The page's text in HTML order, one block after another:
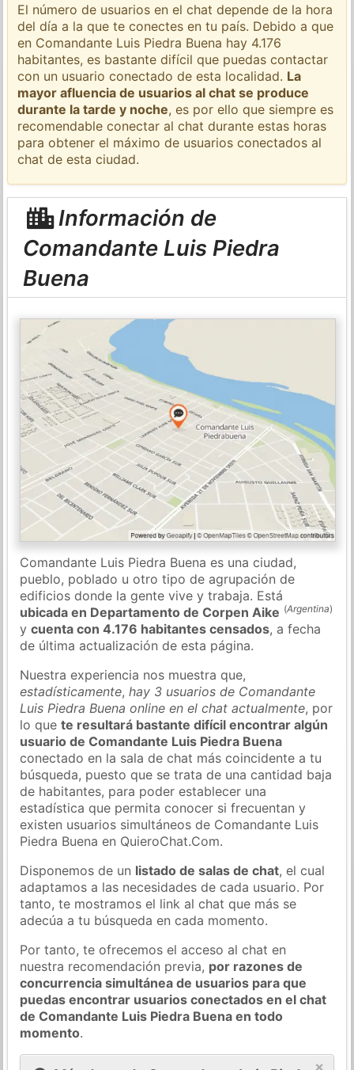
El número de usuarios en el chat depende de la hora
del día a la que te conectes en tu país. Debido a que
en Comandante Luis Piedra Buena hay 4.176
habitantes, es bastante difícil que puedas contactar
con un usuario conectado de esta localidad. La
mayor afluencia de usuarios al chat se produce
durante la tarde y noche, es por ello que siempre es
recomendable conectar al chat durante estas horas
para obtener el máximo de usuarios conectados al
chat de esta ciudad.
Información de
Comandante Luis Piedra
Buena
Comandante Luis Piedra Buena es una ciudad,
pueblo, poblado u otro tipo de agrupación de
edificios donde la gente vive y trabaja. Está
ubicada en Departamento de Corpen Aike (Argentina)
ycuenta con 4.176 habitantes censados, a fecha
de última actualización de esta página.
Nuestra experiencia nos muestra que,
estadísticamente,hay 3 usuarios de Comandante
Luis Piedra Buena online en el chat actualmente, por
lo quete resultará bastante difícil encontrar algún
usuario de Comandante Luis Piedra Buena
conectado en la sala de chat más coincidente a tu
búsqueda, puesto que se trata de una cantidad baja
de habitantes, para poder establecer una
estadística que permita conocer si frecuentan y
existen usuarios simultáneos de Comandante Luis
Piedra Buena en QuieroChat.Com.
Disponemos de un listado de salas de chat, el cual
adaptamos a las necesidades de cada usuario. Por
tanto, te mostramos el link al chat que más se
adecúa a tu búsqueda en cada momento.
Por tanto, te ofrecemos el acceso al chat en
nuestra recomendación previa, por razones de
concurrencia simultánea de usuarios para que
puedas encontrar usuarios conectados en el chat
de Comandante Luis Piedra Buena en todo
momento.
×